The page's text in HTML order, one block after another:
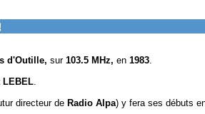
d'Outille, sur 103.5 MHz, en 1983.
LEBEL.
directeur de Radio Alpa) y fera ses débuts